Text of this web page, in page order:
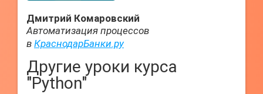
Дмитрий Комаровский
Автоматизация процессов
в КраснодарБанки.ру
Другие уроки курса
"Python"